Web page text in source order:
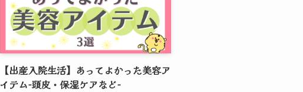
【出産入院生活】あってよかった美容ア
イテム-頭皮・保湿ケアなど-